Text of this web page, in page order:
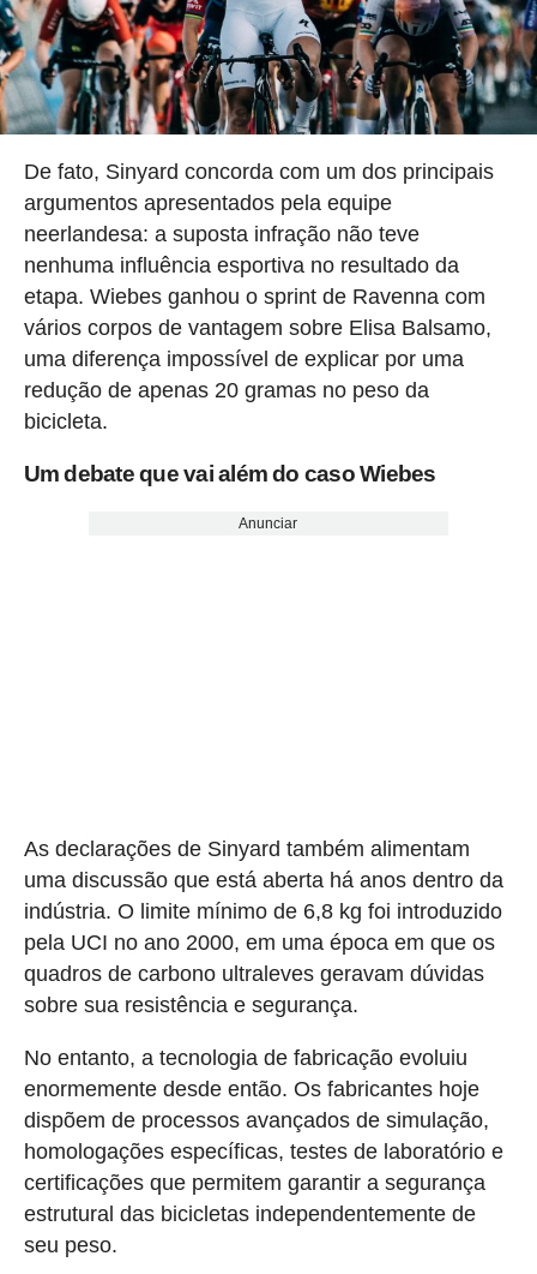
De fato, Sinyard concorda com um dos principais
argumentos apresentados pela equipe
neerlandesa: a suposta infração não teve
nenhuma influência esportiva no resultado da
etapa. Wiebes ganhou o sprint de Ravenna com
vários corpos de vantagem sobre Elisa Balsamo,
uma diferença impossível de explicar por uma
redução de apenas 20 gramas no peso da
bicicleta.
Um debate que vai além do caso Wiebes
Anunciar
As declarações de Sinyard também alimentam
uma discussão que está aberta há anos dentro da
indústria. O limite mínimo de 6,8 kg foi introduzido
pela UCI no ano 2000, em uma época em que os
quadros de carbono ultraleves geravam dúvidas
sobre sua resistência e segurança.
No entanto, a tecnologia de fabricação evoluiu
enormemente desde então. Os fabricantes hoje
dispõem de processos avançados de simulação,
homologações específicas, testes de laboratório e
certificações que permitem garantir a segurança
estrutural das bicicletas independentemente de
seu peso.